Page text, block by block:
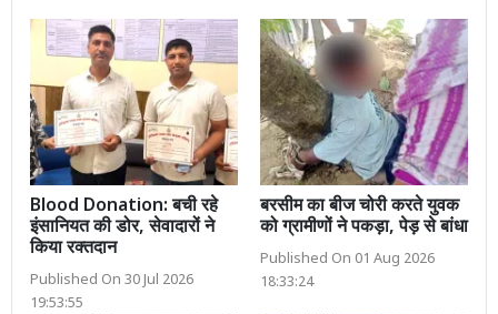
Blood Donation: बची रहे
इंसानियत की डोर, सेवादारों ने
किया रक्तदान
Published On 30 Jul 2026
19:53:55
बरसीम का बीज चोरी करते युवक
को ग्रामीणों ने पकड़ा, पेड़ से बांधा
Published On 01 Aug 2026
18:33:24